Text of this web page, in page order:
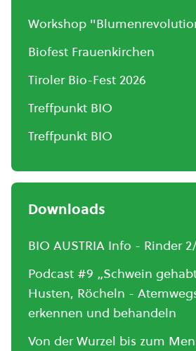
Workshop
Biofest Frauenkirchen
Tiroler Bio-Fest 2026
Treffpunkt BIO
Treffpunkt BIO
Downloads
BIO AUSTRIA Info - Rinder
Podcast #9 „Schwein
Husten, Röcheln -
erkennen und behandeln
Von der Wurzel bis zum